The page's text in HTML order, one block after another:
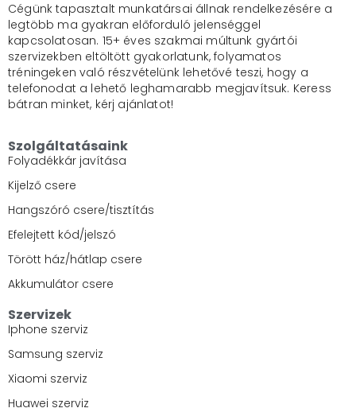
Cégünk tapasztalt munkatársai állnak rendelkezésére a
legtöbb ma gyakran előforduló jelenséggel
kapcsolatosan. 15+ éves szakmai múltunk gyártói
szervizekben eltöltött gyakorlatunk, folyamatos
tréningeken való részvételünk lehetővé teszi, hogy a
telefonodat a lehető leghamarabb megjavítsuk. Keress
bátran minket, kérj ajánlatot!
Szolgáltatásaink
Folyadékkár javítása
Kijelző csere
Hangszóró csere/tisztítás
Efelejtett kód/jelszó
Törött ház/hátlap csere
Akkumulátor csere
Szervizek
Iphone szerviz
Samsung szerviz
Xiaomi szerviz
Huawei szerviz